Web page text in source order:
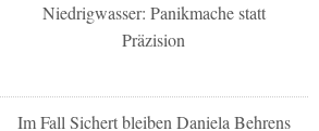
Niedrigwasser: Panikmache statt
Präzision
Im Fall Sichert bleiben Daniela Behrens